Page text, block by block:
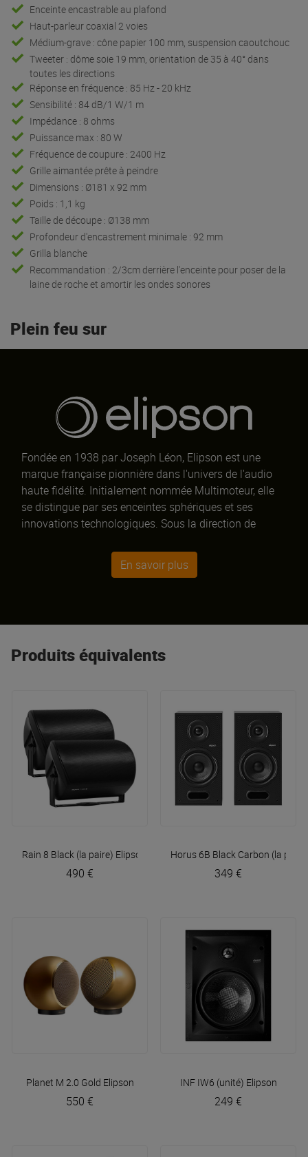
Enceinte encastrable au plafond
Haut-parleur coaxial 2 voies
Médium-grave : cône papier 100 mm, suspension caoutchouc
Tweeter : dôme soie 19 mm, orientation de 35 à 40° dans
toutes les directions
Réponse en fréquence : 85 Hz - 20 kHz
Sensibilité : 84 dB/1 W/1 m
Impédance : 8 ohms
Puissance max : 80 W
Fréquence de coupure : 2400 Hz
Grille aimantée prête à peindre
Dimensions : Ø181 x 92 mm
Poids : 1,1 kg
Taille de découpe : Ø138 mm
Profondeur d'encastrement minimale : 92 mm
Grilla blanche
Recommandation : 2/3cm derrière l'enceinte pour poser de la
laine de roche et amortir les ondes sonores
Plein feu sur
Fondée en 1938 par Joseph Léon, Elipson est une
marque française pionnière dans l'univers de l'audio
haute fidélité. Initialement nommée Multimoteur, elle
se distingue par ses enceintes sphériques et ses
innovations technologiques. Sous la direction de
design avant-gardiste et performance sonore. Parmi
ses créations phares figurent les enceintes Planet et la
En savoir plus
Produits équivalents
Rain 8 Black (la paire) Elipson
490 €
Horus 6B Black Carbon (la paire)
349 €
Planet M 2.0 Gold Elipson
550 €
INF IW6 (unité) Elipson
249 €